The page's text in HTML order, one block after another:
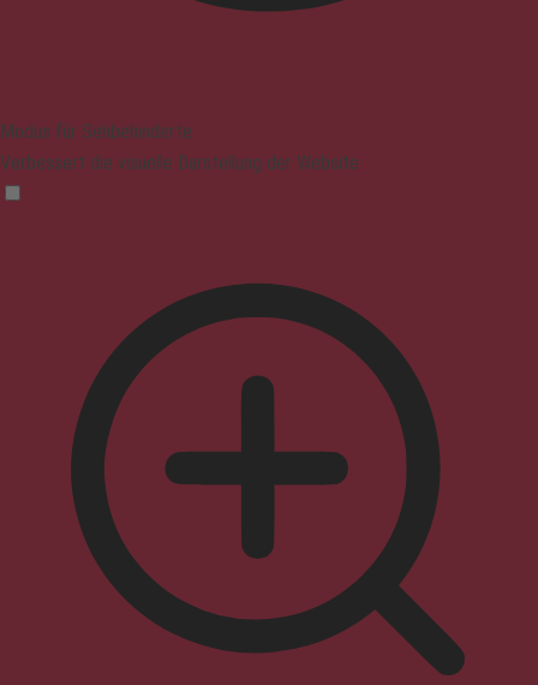
Modus für Sehbehinderte
Verbessert die visuelle Darstellung der Website